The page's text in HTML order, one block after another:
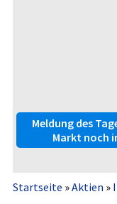
Meldung des
Markt noch
Startseite »Aktien »